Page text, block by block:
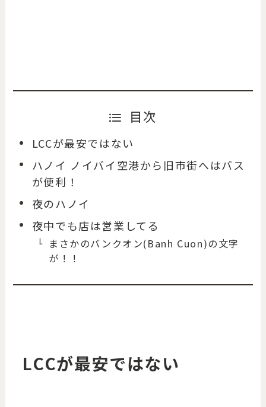
目次
LCCが最安ではない
ハノイ ノイバイ空港から旧市街へはバス
が便利！
夜のハノイ
夜中でも店は営業してる
まさかのバンクオン(Banh Cuon)の文字
が！！
LCCが最安ではない